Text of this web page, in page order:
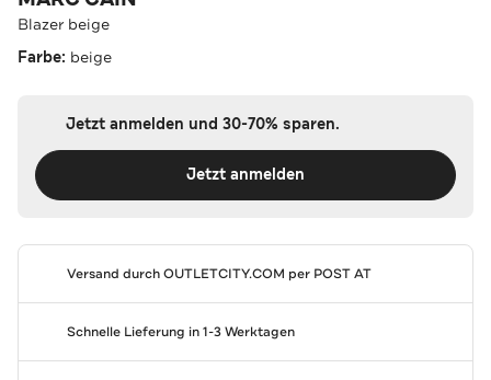
Blazer beige
Farbe: beige
Jetzt anmelden und 30-70% sparen.
Jetzt anmelden
Versand durchOUTLETCITY.COM per POST AT
Schnelle Lieferung in 1-3 Werktagen